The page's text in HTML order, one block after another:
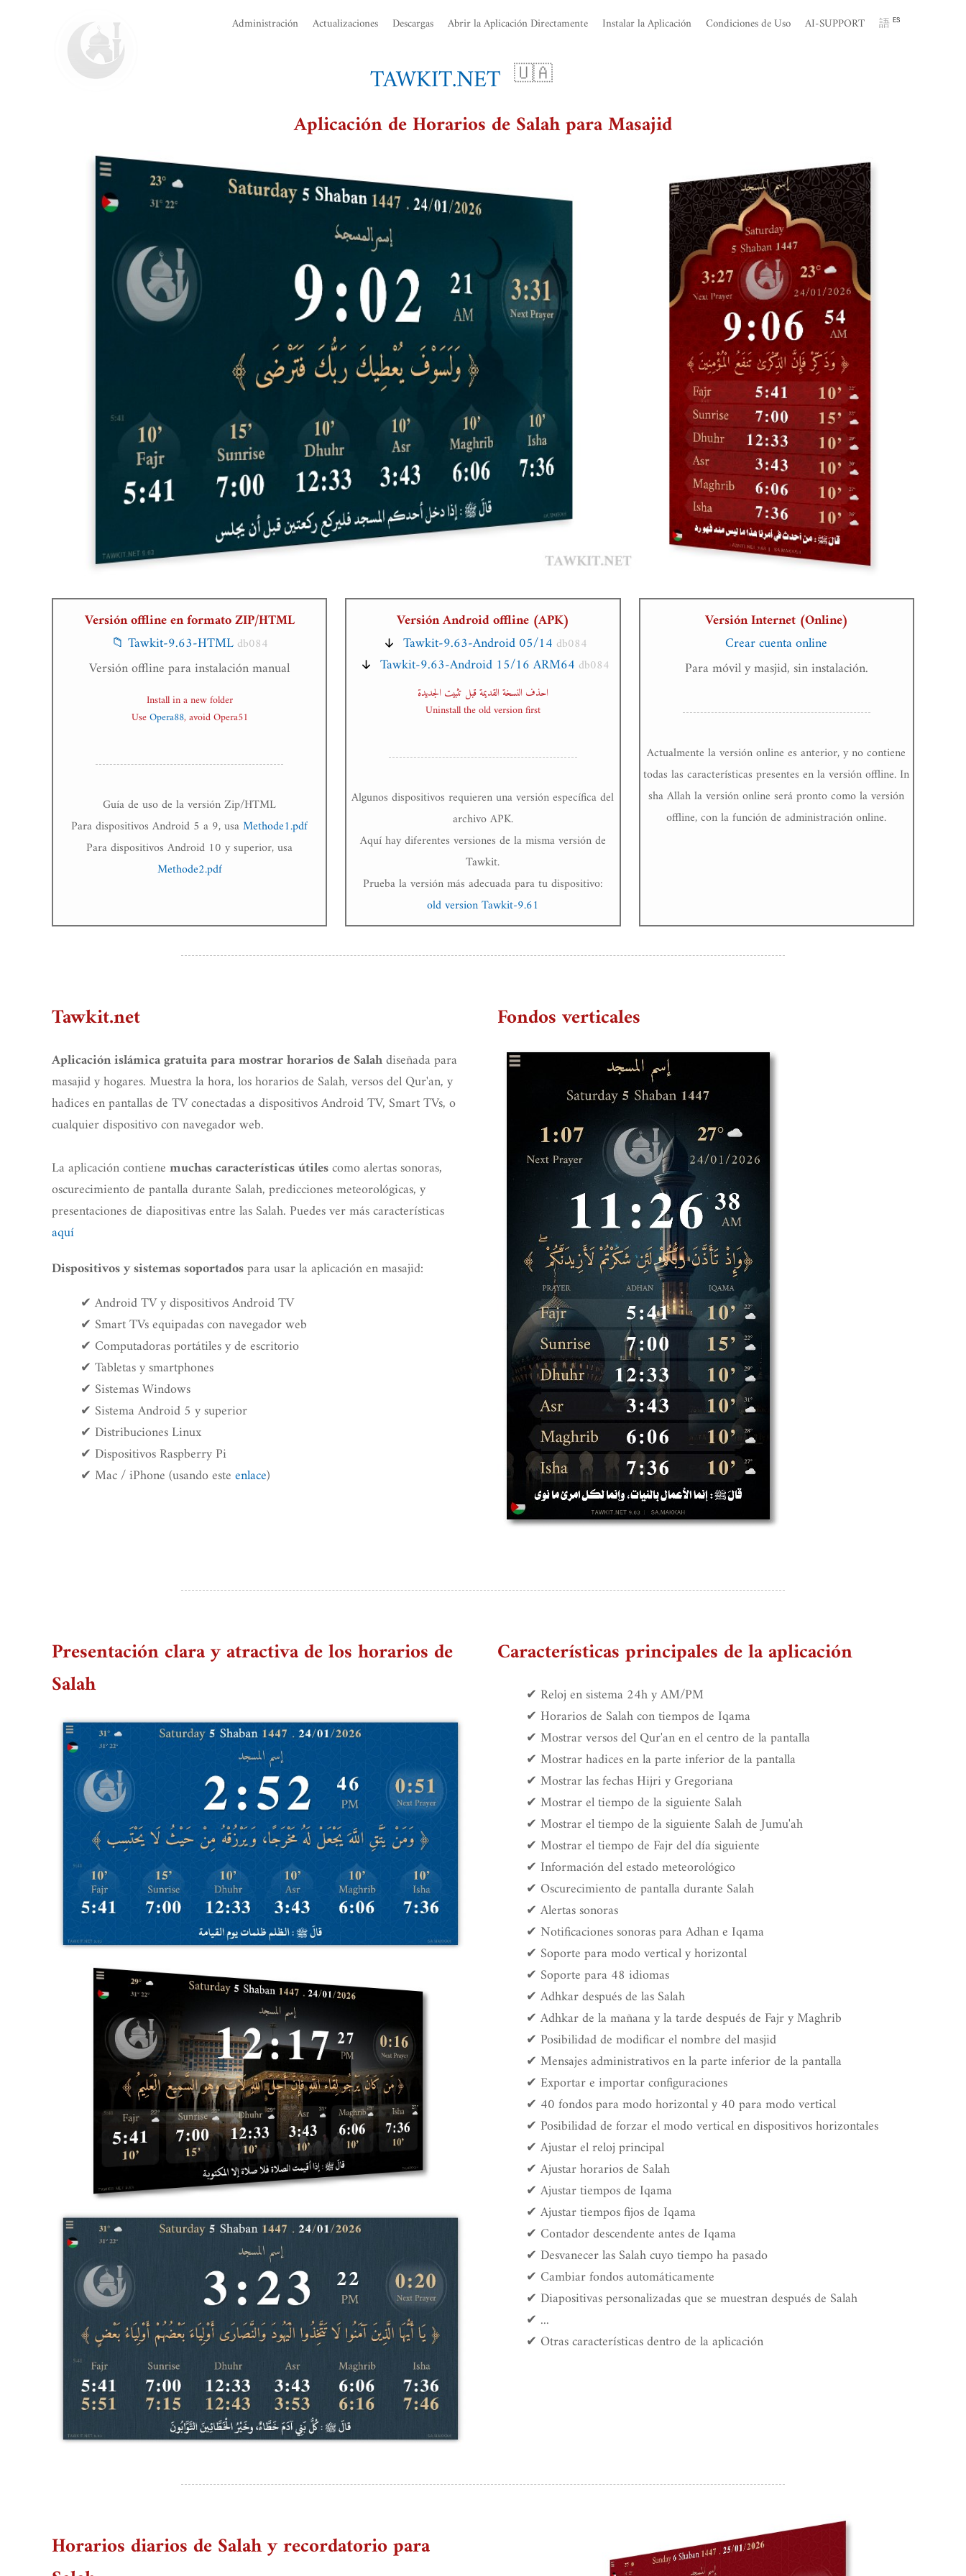
Administración Actualizaciones Descargas Abrir la Aplicación Directamente Instalar la Aplicación Condiciones de Uso AI-SUPPORT 語 ES
TAWKIT.NET 🇺🇦
Aplicación de Horarios de Salah para Masajid
Versión offline en formato ZIP/HTML
📁 Tawkit-9.63-HTMLdb084
Versión offline para instalación manual
Install in a new folder
UseOpera88, avoid Opera51
Guía de uso de la versión Zip/HTML
Para dispositivos Android 5 a 9, usaMethode1.pdf
Para dispositivos Android 10 y superior, usa
Methode2.pdf
Versión Android offline (APK)
Tawkit-9.63-Android 05/14 db084
Tawkit-9.63-Android 15/16 ARM64 db084
احذف النسخة القديمة قبل تثبيت الجديدة
Uninstall the old version first
Algunos dispositivos requieren una versión específica del
archivo APK.
Aquí hay diferentes versiones de la misma versión de
Tawkit.
Prueba la versión más adecuada para tu dispositivo:
old version Tawkit-9.61
Versión Internet (Online)
Crear cuenta online
Para móvil y masjid, sin instalación.
Actualmente la versión online es anterior, y no contiene
todas las características presentes en la versión offline. In
sha Allah la versión online será pronto como la versión
offline, con la función de administración online.
Tawkit.net
Aplicación islámica gratuita para mostrar horarios de Salahdiseñada para
masajid y hogares. Muestra la hora, los horarios de Salah, versos del Qur'an, y
hadices en pantallas de TV conectadas a dispositivos Android TV, Smart TVs, o
cualquier dispositivo con navegador web.
La aplicación contienemuchas características útilescomo alertas sonoras,
oscurecimiento de pantalla durante Salah, predicciones meteorológicas, y
presentaciones de diapositivas entre las Salah. Puedes ver más características
aquí
Dispositivos y sistemas soportadospara usar la aplicación en masajid:
✔ Android TV y dispositivos Android TV
✔ Smart TVs equipadas con navegador web
✔ Computadoras portátiles y de escritorio
✔ Tabletas y smartphones
✔ Sistemas Windows
✔ Sistema Android 5 y superior
✔ Distribuciones Linux
✔ Dispositivos Raspberry Pi
✔ Mac / iPhone (usando esteenlace)
Fondos verticales
Presentación clara y atractiva de los horarios de
Salah
Características principales de la aplicación
✔ Reloj en sistema 24h y AM/PM
✔ Horarios de Salah con tiempos de Iqama
✔ Mostrar versos del Qur'an en el centro de la pantalla
✔ Mostrar hadices en la parte inferior de la pantalla
✔ Mostrar las fechas Hijri y Gregoriana
✔ Mostrar el tiempo de la siguiente Salah
✔ Mostrar el tiempo de la siguiente Salah de Jumu'ah
✔ Mostrar el tiempo de Fajr del día siguiente
✔ Información del estado meteorológico
✔ Oscurecimiento de pantalla durante Salah
✔ Alertas sonoras
✔ Notificaciones sonoras para Adhan e Iqama
✔ Soporte para modo vertical y horizontal
✔ Soporte para 48 idiomas
✔ Adhkar después de las Salah
✔ Adhkar de la mañana y la tarde después de Fajr y Maghrib
✔ Posibilidad de modificar el nombre del masjid
✔ Mensajes administrativos en la parte inferior de la pantalla
✔ Exportar e importar configuraciones
✔ 40 fondos para modo horizontal y 40 para modo vertical
✔ Posibilidad de forzar el modo vertical en dispositivos horizontales
✔ Ajustar el reloj principal
✔ Ajustar horarios de Salah
✔ Ajustar tiempos de Iqama
✔ Ajustar tiempos fijos de Iqama
✔ Contador descendente antes de Iqama
✔ Desvanecer las Salah cuyo tiempo ha pasado
✔ Cambiar fondos automáticamente
✔ Diapositivas personalizadas que se muestran después de Salah
✔ ...
✔ Otras características dentro de la aplicación
Horarios diarios de Salah y recordatorio para